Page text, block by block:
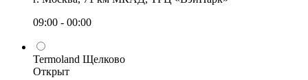
09:00 - 00:00
Termoland Щелково
Открыт